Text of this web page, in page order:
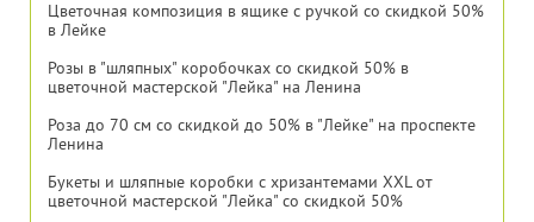
Цветочная композиция в ящике с ручкой со скидкой 50%
в Лейке
Розы в "шляпных" коробочках со скидкой 50% в
цветочной мастерской "Лейка" на Ленина
Роза до 70 см со скидкой до 50% в "Лейке" на проспекте
Ленина
Букеты и шляпные коробки с хризантемами XXL от
цветочной мастерской "Лейка" со скидкой 50%